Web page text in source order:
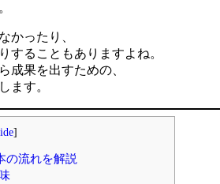
かったり、
することもありますよね。
成果を出すための、
ます。
]
の流れを解説